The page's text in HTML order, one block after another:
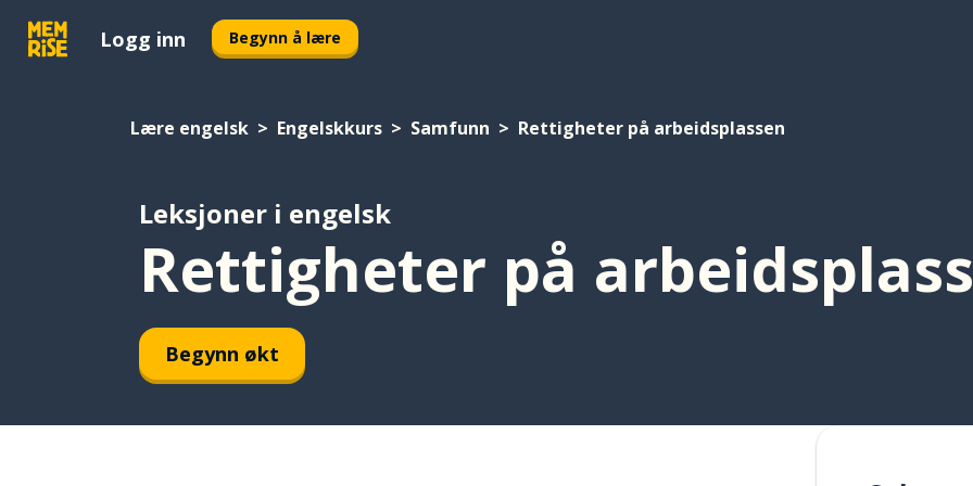
Logg inn Begynn å lære
Lære engelsk Engelskkurs Samfunn Rettigheter på arbeidsplassen
Leksjoner i engelsk
Rettigheter på
Begynn økt